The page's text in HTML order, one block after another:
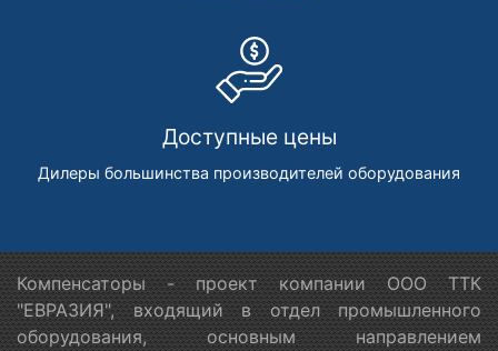
Доступные цены
Дилеры большинства производителей оборудования
Компенсаторы - проект компании ООО ТТК
"ЕВРАЗИЯ", входящий в отдел промышленного
оборудования, основным направлением